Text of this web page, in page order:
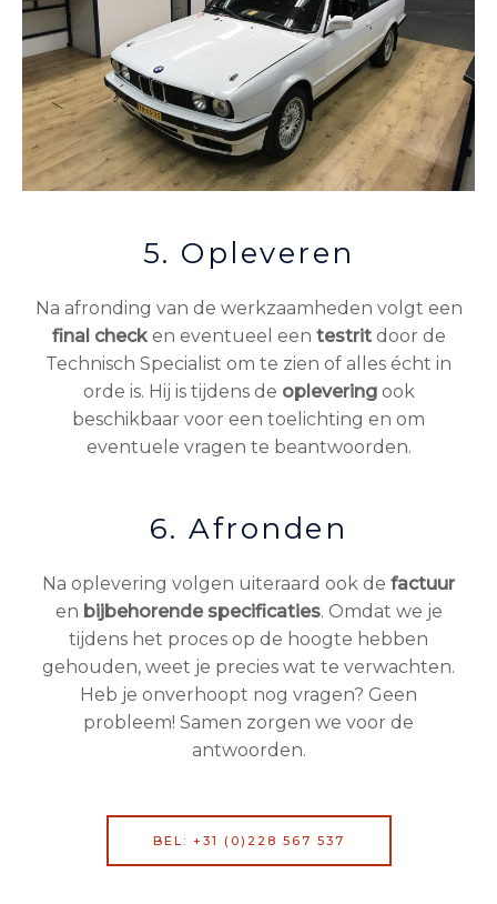
5. Opleveren
Na afronding van de werkzaamheden volgt een
final checken eventueel een testritdoor de
Technisch Specialist om te zien of alles écht in
orde is. Hij is tijdens de opleveringook
beschikbaar voor een toelichting en om
eventuele vragen te beantwoorden.
6. Afronden
Na oplevering volgen uiteraard ook de factuur
en bijbehorende specificaties. Omdat we je
tijdens het proces op de hoogte hebben
gehouden, weet je precies wat te verwachten.
Heb je onverhoopt nog vragen? Geen
probleem! Samen zorgen we voor de
antwoorden.
BEL: +31 (0)228 567 537